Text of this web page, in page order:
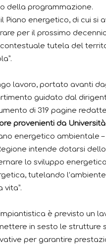
della programmazione.
Piano energetico, di cui si
per il prossimo
tutela del
lavoro, portato avanti
guidato dal
di 319 pagine
provenienti da
energetico ambientale
intende dotarsi
lo sviluppo
tutelando
vita”.
è previsto un
in sesto le strutture
per garantire